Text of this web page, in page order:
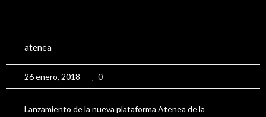
atenea
26 enero, 2018 0
Lanzamiento de la nueva plataforma Atenea de la